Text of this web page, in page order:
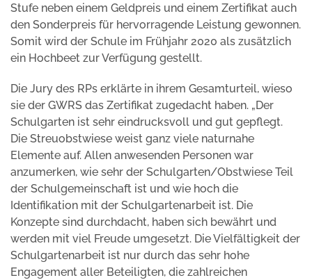
Stufe neben einem Geldpreis und einem Zertifikat auch
den Sonderpreis für hervorragende Leistung gewonnen.
Somit wird der Schule im Frühjahr 2020 als zusätzlich
ein Hochbeet zur Verfügung gestellt.
Die Jury des RPs erklärte in ihrem Gesamturteil, wieso
sie der GWRS das Zertifikat zugedacht haben. „Der
Schulgarten ist sehr eindrucksvoll und gut gepflegt.
Die Streuobstwiese weist ganz viele naturnahe
Elemente auf. Allen anwesenden Personen war
anzumerken, wie sehr der Schulgarten/Obstwiese Teil
der Schulgemeinschaft ist und wie hoch die
Identifikation mit der Schulgartenarbeit ist. Die
Konzepte sind durchdacht, haben sich bewährt und
werden mit viel Freude umgesetzt. Die Vielfältigkeit der
Schulgartenarbeit ist nur durch das sehr hohe
Engagement aller Beteiligten, die zahlreichen